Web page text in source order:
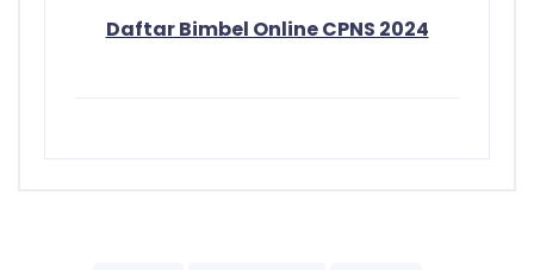
Daftar Bimbel Online CPNS 2024